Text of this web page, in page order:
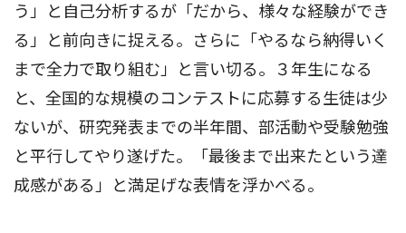
う」と自己分析するが「だから、様々な経験ができ
る」と前向きに捉える。さらに「やるなら納得いく
まで全力で取り組む」と言い切る。３年生になる
と、全国的な規模のコンテストに応募する生徒は少
ないが、研究発表までの半年間、部活動や受験勉強
と平行してやり遂げた。「最後まで出来たという達
成感がある」と満足げな表情を浮かべる。